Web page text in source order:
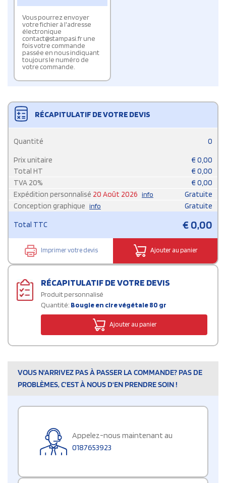
Vous pourrez envoyer
votre fichier à l'adresse
électronique
contact@stampasi.fr une
fois votre commande
passée en nous indiquant
toujours le numéro de
votre commande.
RÉCAPITULATIF DE VOTRE DEVIS
Quantité 0
Prix unitaire € 0,00
Total HT
€ 0,00
TVA 20% € 0,00
Expédition personnalisé 20 Août 2026 info
Gratuite
Conception graphique info Gratuite
Total TTC €0,00
Imprimer votre devis Ajouter au panier
RÉCAPITULATIF DE VOTRE DEVIS
Produit personnalisé
Quantité: Bougie en cire végétale 80 gr
Ajouter au panier
VOUS N'ARRIVEZ PAS À PASSER LA COMMANDE? PAS DE
PROBLÈMES, C'EST À NOUS D'EN PRENDRE SOIN !
Appelez-nous maintenant au
0187653923